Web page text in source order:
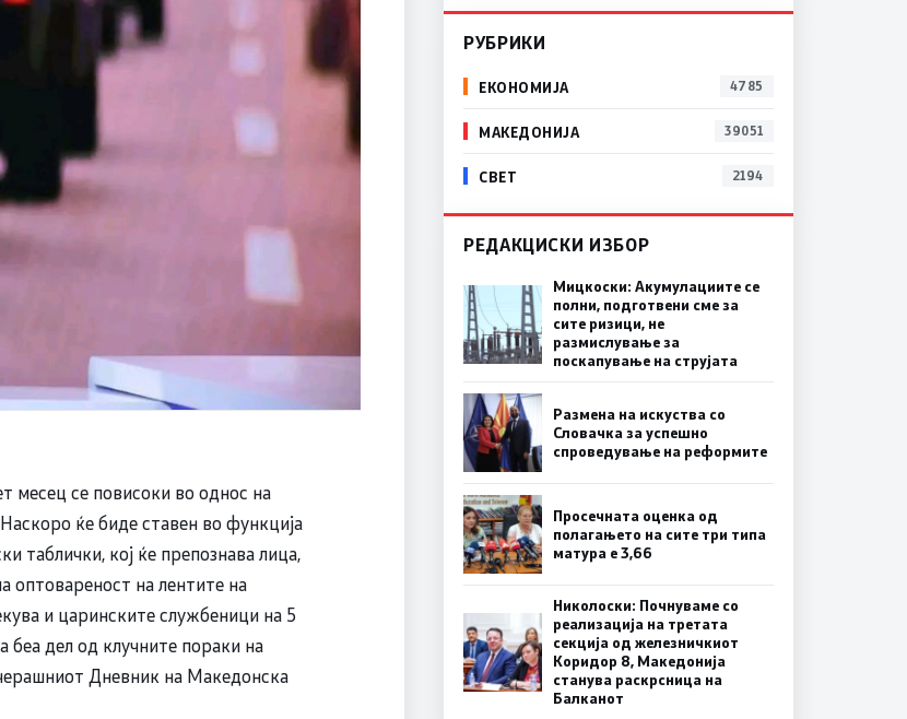
месец се повисоки во однос на
ќе биде ставен во функција
таблички, кој ќе препознава лица,
оптовареност на лентите на
и царинските службеници на 5
дел од клучните пораки на
Дневник на Македонска
РУБРИКИ
ЕКОНОМИЈА 4785
МАКЕДОНИЈА 39051
СВЕТ 2194
РЕДАКЦИСКИ ИЗБОР
Мицкоски: Акумулациите се
полни, подготвени сме за
сите ризици, не
размислување за
поскапување на струјата
Размена на искуства со
Словачка за успешно
спроведување на реформите
Просечната оценка од
полагањето на сите три типа
матура е 3,66
Николоски: Почнуваме со
реализација на третата
секција од железничкиот
Коридор 8, Македонија
станува раскрсница на
Балканот